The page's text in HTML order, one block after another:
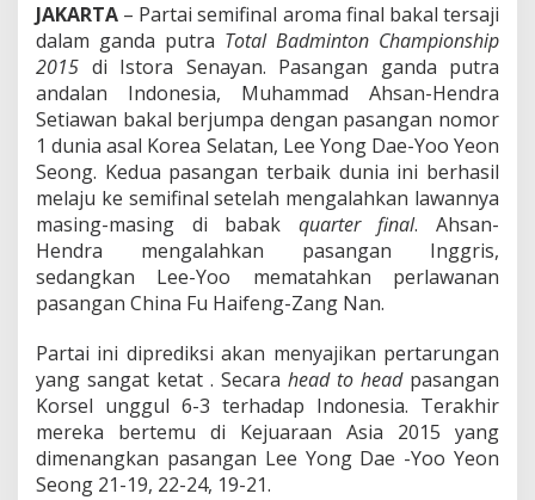
0
1
5
:
F
i
n
a
D
i
n
i
G
a
d
a
P
u
t
r
JAKARTA – Partai semifinal aroma final bakal tersaji
dalam ganda putra Total Badminton Championship
2015 di Istora Senayan. Pasangan ganda putra
andalan Indonesia, Muhammad Ahsan-Hendra
Setiawan bakal berjumpa dengan pasangan nomor
1 dunia asal Korea Selatan, Lee Yong Dae-Yoo Yeon
Seong. Kedua pasangan terbaik dunia ini berhasil
melaju ke semifinal setelah mengalahkan lawannya
masing-masing di babak quarter final. Ahsan-
Hendra mengalahkan pasangan Inggris,
sedangkan Lee-Yoo mematahkan perlawanan
pasangan China Fu Haifeng-Zang Nan.
Partai ini diprediksi akan menyajikan pertarungan
yang sangat ketat . Secara head to headpasangan
Korsel unggul 6-3 terhadap Indonesia. Terakhir
mereka bertemu di Kejuaraan Asia 2015 yang
dimenangkan pasangan Lee Yong Dae -Yoo Yeon
Seong 21-19, 22-24, 19-21.